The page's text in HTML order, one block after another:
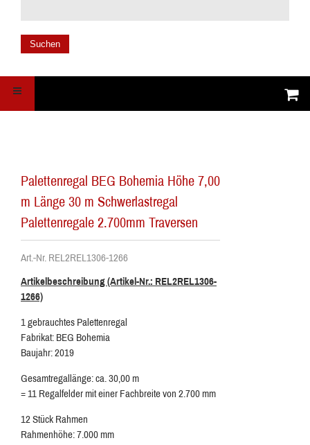
Suchen
Palettenregal BEG Bohemia Höhe 7,00
m Länge 30 m Schwerlastregal
Palettenregale 2.700mm Traversen
Art.-Nr. REL2REL1306-1266
Artikelbeschreibung (Artikel-Nr.: REL2REL1306-
1266)
1 gebrauchtes Palettenregal
Fabrikat: BEG Bohemia
Baujahr: 2019
Gesamtregallänge: ca. 30,00 m
= 11 Regalfelder mit einer Fachbreite von 2.700 mm
12 Stück Rahmen
Rahmenhöhe: 7.000 mm